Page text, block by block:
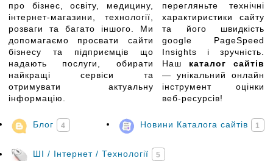
про бізнес, освіту, медицину,
інтернет-магазини, технології,
розваги та багато іншого. Ми
допомагаємо просвати сайти
бізнесу та підприємців що
надають послуги, обирати
найкращі сервіси та
отримувати актуальну
інформацію.
перегляньте технічні
характиристики сайту
та його швидкість
google PageSpeed
Insights і зручність.
Наш каталог сайтів
— унікальний онлайн
інструмент оцінки
веб-ресурсів!
Блог 4 Новини Каталога сайтів 1
ШІ / Інтернет / Технології 5